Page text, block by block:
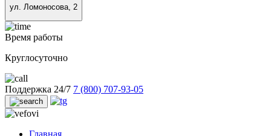
ул. Ломоносова, 2
Время работы
Круглосуточно
Поддержка 24/7 7 (800) 707-93-05